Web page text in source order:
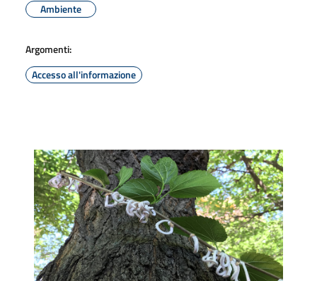
Ambiente
Argomenti:
Accesso all'informazione